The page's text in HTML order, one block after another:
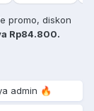
promo, diskon
Rp84.800.
admin 🔥